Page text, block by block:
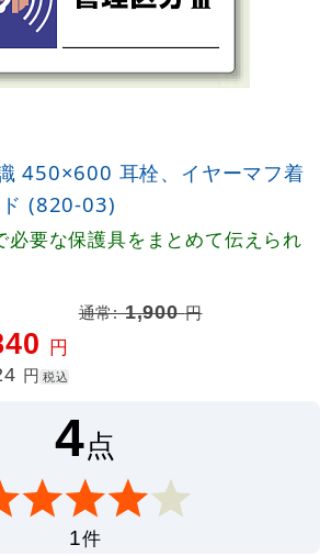
450×600 耳栓、イヤーマフ着
(820-03)
要な保護具をまとめて伝えられ
通常:1,900円
円
円 税込
4点
1件